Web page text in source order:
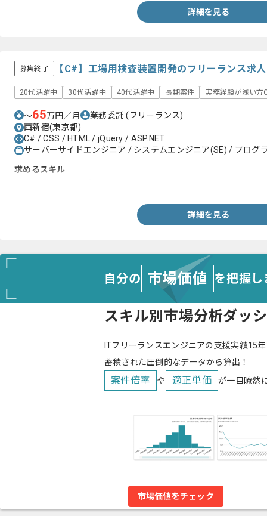
詳細を見る
募集終了 【C#】工場用検査装置開発のフリーランス求
20代活躍中 30代活躍中 40代活躍中 長期案件 実務経験が浅い方
〜65万円／月 業務委託(フリーランス)
西新宿(東京都)
C# / CSS / HTML / jQuery / ASP.NET
サーバーサイドエンジニア / システムエンジニア(SE) / プログ
求めるスキル
詳細を見る
自分の 市場価値 を把握
スキル別市場分析ダッ
ITフリーランスエンジニアの支援実績15
蓄積された圧倒的なデータから算出！
案件倍率 や 適正単価 が一目瞭然
市場価値をチェック